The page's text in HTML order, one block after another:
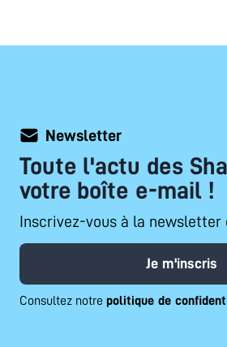
Newsletter
Toute l'actu des
votre boîte e-mail !
Inscrivez-vous à la newsletter
Je m'inscris
Consultez notre politique de